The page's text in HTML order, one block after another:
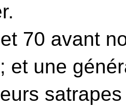
70 avant
et une